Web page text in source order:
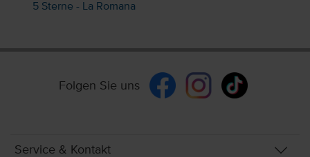
5 Sterne - La Romana
Folgen Sie uns
Service & Kontakt